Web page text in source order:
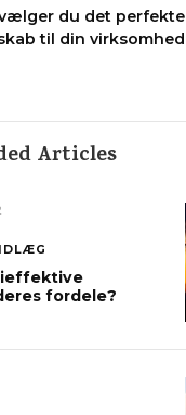
du det perfekte
til din virksomhed
Articles
fordele?